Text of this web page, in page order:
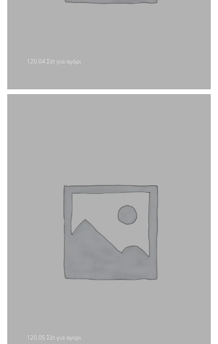
120.04 Σέτ για αγόρι
120.05 Σέτ για αγόρι